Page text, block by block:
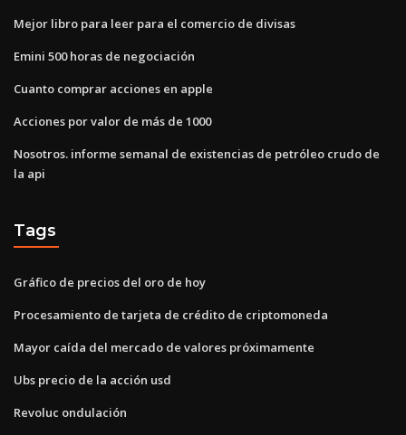
Mejor libro para leer para el comercio de divisas
Emini 500 horas de negociación
Cuanto comprar acciones en apple
Acciones por valor de más de 1000
Nosotros. informe semanal de existencias de petróleo crudo de
la api
Tags
Gráfico de precios del oro de hoy
Procesamiento de tarjeta de crédito de criptomoneda
Mayor caída del mercado de valores próximamente
Ubs precio de la acción usd
Revoluc ondulación